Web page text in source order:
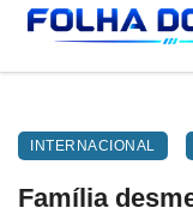
INTERNACIONAL
Família